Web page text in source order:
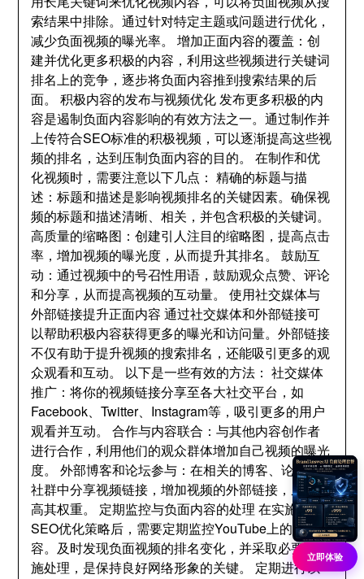
索结果中排除。通过针对特定主题或问题进行优化 ，
减少负面视频的曝光率。增加正面内容的覆盖 ：创
建并优化更多积极的内容 ，利用这些视频进行关键词
排名上的竞争 ，逐步将负面内容推到搜索结果的后
面。积极内容的发布与视频优化 发布更多积极的内
容是遏制负面内容影响的有效方法之一。通过制作并
上传符合SEO标准的积极视频 ，可以逐渐提高这些视
频的排名 ，达到压制负面内容的目的。在制作和优
化视频时 ， 需要注意以下几点 ：精确的标题与描
述 ：标题和描述是影响视频排名的关键因素。确保视
频的标题和描述清晰、相关 ，并包含积极的关键词。
高质量的缩略图 ：创建引人注目的缩略图 ，提高点击
率 ，增加视频的曝光度 ， 从而提升其排名。鼓励互
动 ：通过视频中的号召性用语 ，鼓励观众点赞、评论
和分享 ， 从而提高视频的互动量。使用社交媒体与
外部链接提升正面内容 通过社交媒体和外部链接可
以帮助积极内容获得更多的曝光和访问量。外部链接
不仅有助于提升视频的搜索排名 ，还能吸引更多的观
众观看和互动。 以下是一些有效的方法 ：社交媒体
推广 ：将你的视频链接分享至各大社交平台 ，如
Facebook、Twitter、 Instagram等 ，吸引更多的用户
观看并互动。合作与内容联合 ：与其他内容创作者
进行合作 ，利用他们的观众群体增加自己视频的曝光
度。外部博客和论坛参与 ：在相关的博客、论坛或
社群中分享视频链接 ，增加视频的外部链接 ， 从而提
高其权重。 定期监控与负面内容的处理 在实施了
SEO优化策略后 ， 需要定期监控YouTube上的负面内
容。 及时发现负面视频的排名变化 ，并采取必要的措
施处理 ， 是保持良好网络形象的关键。 定期进行以
立即体验